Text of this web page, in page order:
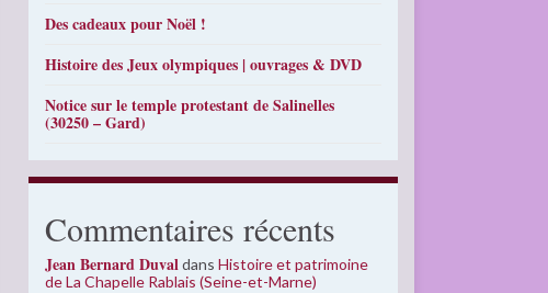
Des cadeaux pour Noël !
Histoire des Jeux olympiques | ouvrages & DVD
Notice sur le temple protestant de Salinelles
(30250 – Gard)
Commentaires récents
Jean Bernard DuvaldansHistoire et patrimoine
de La Chapelle Rablais (Seine-et-Marne)